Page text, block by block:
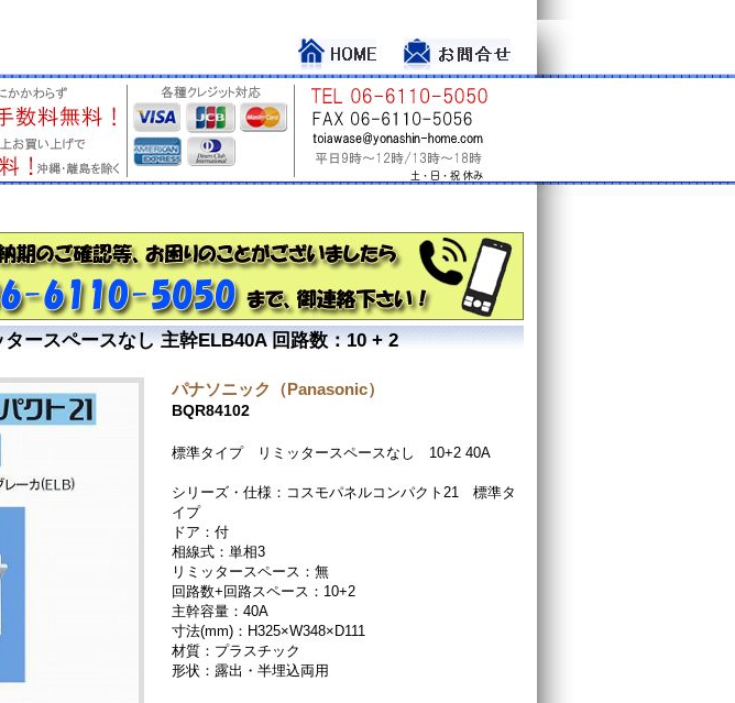
ースペースなし 主幹ELB40A 回路数：10 + 2
パナソニック（Panasonic）
BQR84102
標準タイプ リミッタースペースなし 10+2 40A
シリーズ・仕様：コスモパネルコンパクト21 標準タ
イプ
ドア：付
相線式：単相3
リミッタースペース：無
回路数+回路スペース：10+2
主幹容量：40A
寸法(mm)：H325×W348×D111
材質：プラスチック
形状：露出・半埋込両用